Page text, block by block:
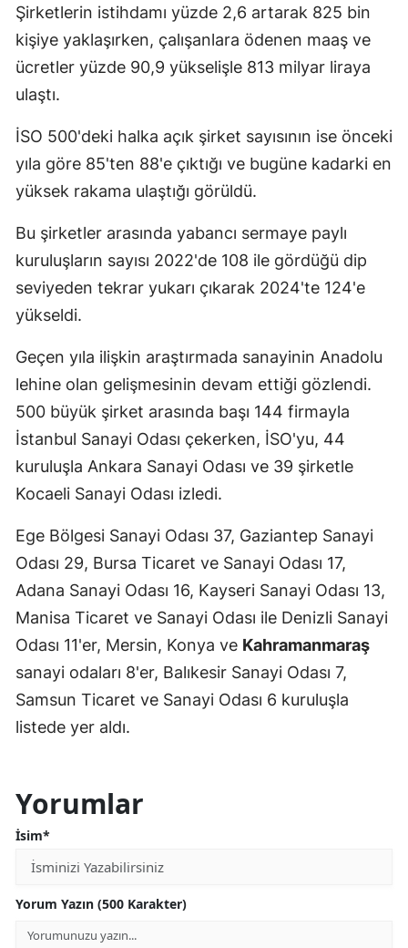
Şirketlerin istihdamı yüzde 2,6 artarak 825 bin
kişiye yaklaşırken, çalışanlara ödenen maaş ve
ücretler yüzde 90,9 yükselişle 813 milyar liraya
ulaştı.
İSO 500'deki halka açık şirket sayısının ise önceki
yıla göre 85'ten 88'e çıktığı ve bugüne kadarki en
yüksek rakama ulaştığı görüldü.
Bu şirketler arasında yabancı sermaye paylı
kuruluşların sayısı 2022'de 108 ile gördüğü dip
seviyeden tekrar yukarı çıkarak 2024'te 124'e
yükseldi.
Geçen yıla ilişkin araştırmada sanayinin Anadolu
lehine olan gelişmesinin devam ettiği gözlendi.
500 büyük şirket arasında başı 144 firmayla
İstanbul Sanayi Odası çekerken, İSO'yu, 44
kuruluşla Ankara Sanayi Odası ve 39 şirketle
Kocaeli Sanayi Odası izledi.
Ege Bölgesi Sanayi Odası 37, Gaziantep Sanayi
Odası 29, Bursa Ticaret ve Sanayi Odası 17,
Adana Sanayi Odası 16, Kayseri Sanayi Odası 13,
Manisa Ticaret ve Sanayi Odası ile Denizli Sanayi
Odası 11'er, Mersin, Konya ve Kahramanmaraş
sanayi odaları 8'er, Balıkesir Sanayi Odası 7,
Samsun Ticaret ve Sanayi Odası 6 kuruluşla
listede yer aldı.
Yorumlar
İsim*
Yorum Yazın (500 Karakter)